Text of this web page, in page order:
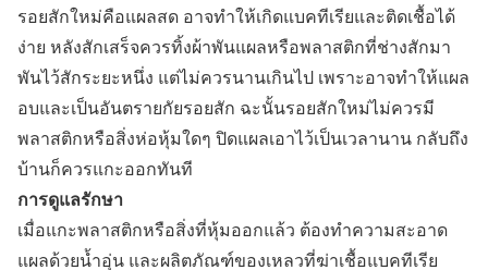
รอยสักใหม่คือแผลสด อาจทำให้เกิดแบคทีเรียและติดเชื้อได้
ง่าย หลังสักเสร็จควรทิ้งผ้าพันแผลหรือพลาสติกที่ช่างสักมา
พันไว้สักระยะหนึ่ง แต่ไม่ควรนานเกินไป เพราะอาจทำให้แผล
อบและเป็นอันตรายกัยรอยสัก ฉะนั้นรอยสักใหม่ไม่ควรมี
พลาสติกหรือสิ่งห่อหุ้มใดๆ ปิดแผลเอาไว้เป็นเวลานาน กลับถึง
บ้านก็ควรแกะออกทันที
การดูแลรักษา
เมื่อแกะพลาสติกหรือสิ่งที่หุ้มออกแล้ว ต้องทำความสะอาด
แผลด้วยน้ำอุ่น และผลิตภัณฑ์ของเหลวที่ฆ่าเชื้อแบคทีเรีย